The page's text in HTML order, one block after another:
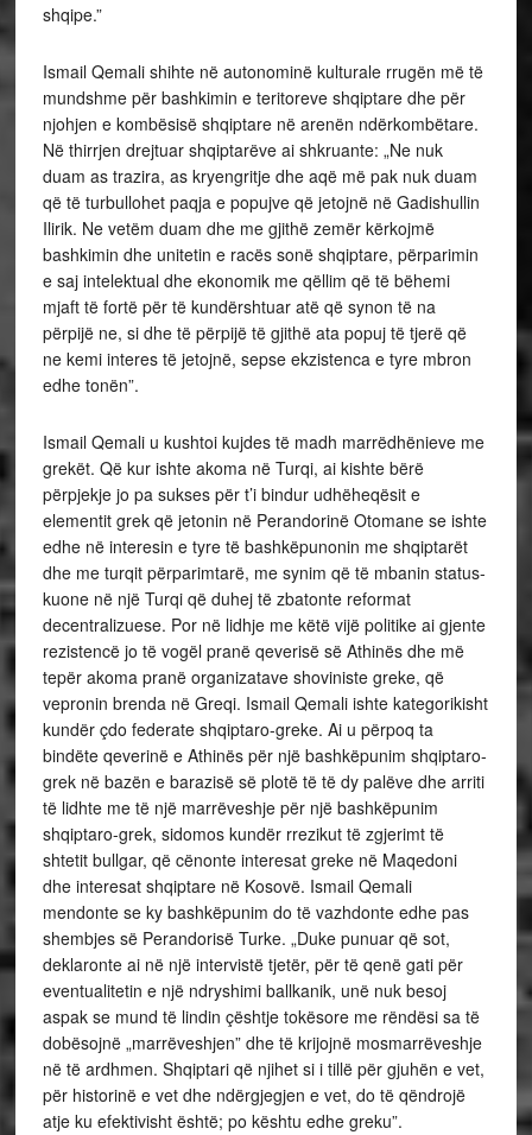
shqipe.”
Ismail Qemali shihte në autonominë kulturale rrugën më të
mundshme për bashkimin e teritoreve shqiptare dhe për
njohjen e kombësisë shqiptare në arenën ndërkombëtare.
Në thirrjen drejtuar shqiptarëve ai shkruante: „Ne nuk
duam as trazira, as kryengritje dhe aqë më pak nuk duam
që të turbullohet paqja e popujve që jetojnë në Gadishullin
Ilirik. Ne vetëm duam dhe me gjithë zemër kërkojmë
bashkimin dhe unitetin e racës sonë shqiptare, përparimin
e saj intelektual dhe ekonomik me qëllim që të bëhemi
mjaft të fortë për të kundërshtuar atë që synon të na
përpijë ne, si dhe të përpijë të gjithë ata popuj të tjerë që
ne kemi interes të jetojnë, sepse ekzistenca e tyre mbron
edhe tonën”.
Ismail Qemali u kushtoi kujdes të madh marrëdhënieve me
grekët. Që kur ishte akoma në Turqi, ai kishte bërë
përpjekje jo pa sukses për t’i bindur udhëheqësit e
elementit grek që jetonin në Perandorinë Otomane se ishte
edhe në interesin e tyre të bashkëpunonin me shqiptarët
dhe me turqit përparimtarë, me synim që të mbanin status-
kuone në një Turqi që duhej të zbatonte reformat
decentralizuese. Por në lidhje me këtë vijë politike ai gjente
rezistencë jo të vogël pranë qeverisë së Athinës dhe më
tepër akoma pranë organizatave shoviniste greke, që
vepronin brenda në Greqi. Ismail Qemali ishte kategorikisht
kundër çdo federate shqiptaro-greke. Ai u përpoq ta
bindëte qeverinë e Athinës për një bashkëpunim shqiptaro-
grek në bazën e barazisë së plotë të të dy palëve dhe arriti
të lidhte me të një marrëveshje për një bashkëpunim
shqiptaro-grek, sidomos kundër rrezikut të zgjerimt të
shtetit bullgar, që cënonte interesat greke në Maqedoni
dhe interesat shqiptare në Kosovë. Ismail Qemali
mendonte se ky bashkëpunim do të vazhdonte edhe pas
shembjes së Perandorisë Turke. „Duke punuar që sot,
deklaronte ai në një intervistë tjetër, për të qenë gati për
eventualitetin e një ndryshimi ballkanik, unë nuk besoj
aspak se mund të lindin çështje tokësore me rëndësi sa të
dobësojnë „marrëveshjen” dhe të krijojnë mosmarrëveshje
në të ardhmen. Shqiptari që njihet si i tillë për gjuhën e vet,
për historinë e vet dhe ndërgjegjen e vet, do të qëndrojë
atje ku efektivisht është; po kështu edhe greku”.